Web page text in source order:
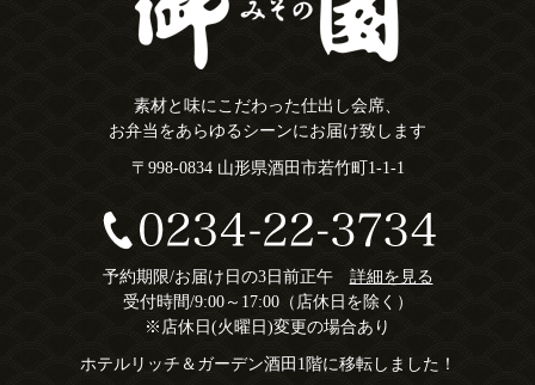
素材と味にこだわった仕出し会席、
お弁当をあらゆるシーンにお届け致します
〒998-0834 山形県酒田市若竹町1-1-1
予約期限/お届け日の3日前正午 詳細を見る
受付時間/9:00～17:00（店休日を除く）
※店休日(火曜日)変更の場合あり
ホテルリッチ＆ガーデン酒田1階に移転しました！